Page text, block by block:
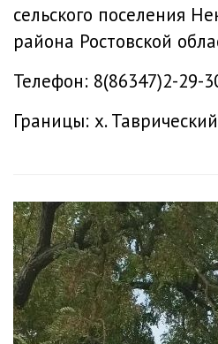
сельского поселения
района Ростовской
Телефон: 8(86347)2-29-
Границы: х.